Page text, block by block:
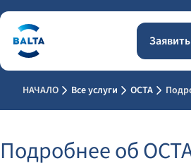
НАЧАЛО Все услуги OCTA
Подробнее об